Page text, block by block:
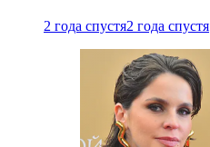
2 года спустя2 года спустя